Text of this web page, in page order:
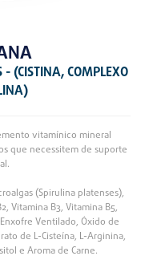
- (CISTINA, COMPLEXO
vitamínico mineral
que necessitem de suporte
(Spirulina platenses),
Vitamina B3, Vitamina B5,
Ventilado, Óxido de
de L-Cisteína, L-Arginina,
e Aroma de Carne.